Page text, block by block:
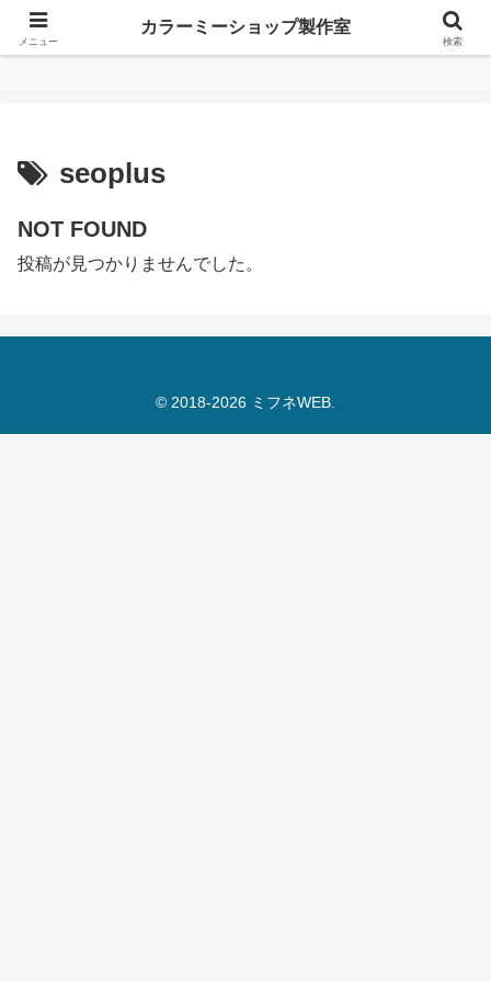
カラーミーショップ製作室
seoplus
NOT FOUND
投稿が見つかりませんでした。
© 2018-2026 ミフネWEB.
メニュー
カラーミーショップ製作室
検索